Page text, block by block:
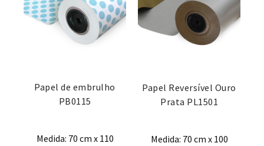
Papel de embrulho
PB0115
Medida: 70 cm x 110
Papel Reversível Ouro
Prata PL1501
Medida: 70 cm x 100